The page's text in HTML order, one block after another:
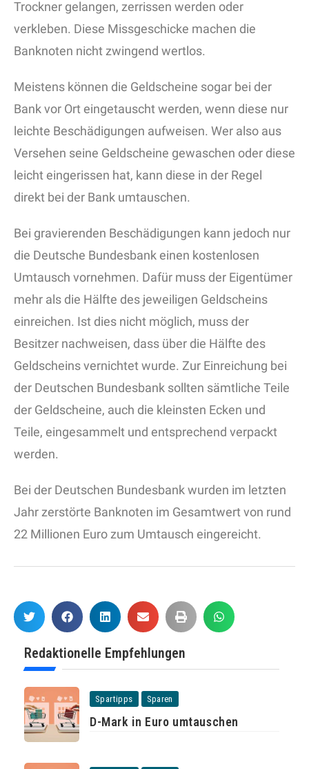
Trockner gelangen, zerrissen werden oder
verkleben. Diese Missgeschicke machen die
Banknoten nicht zwingend wertlos.
Meistens können die Geldscheine sogar bei der
Bank vor Ort eingetauscht werden, wenn diese nur
leichte Beschädigungen aufweisen. Wer also aus
Versehen seine Geldscheine gewaschen oder diese
leicht eingerissen hat, kann diese in der Regel
direkt bei der Bank umtauschen.
Bei gravierenden Beschädigungen kann jedoch nur
die Deutsche Bundesbank einen kostenlosen
Umtausch vornehmen. Dafür muss der Eigentümer
mehr als die Hälfte des jeweiligen Geldscheins
einreichen. Ist dies nicht möglich, muss der
Besitzer nachweisen, dass über die Hälfte des
Geldscheins vernichtet wurde. Zur Einreichung bei
der Deutschen Bundesbank sollten sämtliche Teile
der Geldscheine, auch die kleinsten Ecken und
Teile, eingesammelt und entsprechend verpackt
werden.
Bei der Deutschen Bundesbank wurden im letzten
Jahr zerstörte Banknoten im Gesamtwert von rund
22 Millionen Euro zum Umtausch eingereicht.
Redaktionelle Empfehlungen
Spartipps Sparen
D-Mark in Euro umtauschen